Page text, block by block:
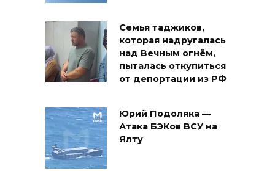
Семья таджиков,
которая надругалась
над Вечным огнём,
пыталась откупиться
от депортации из РФ
Юрий Подоляка —
Атака БЭКов ВСУ на
Ялту